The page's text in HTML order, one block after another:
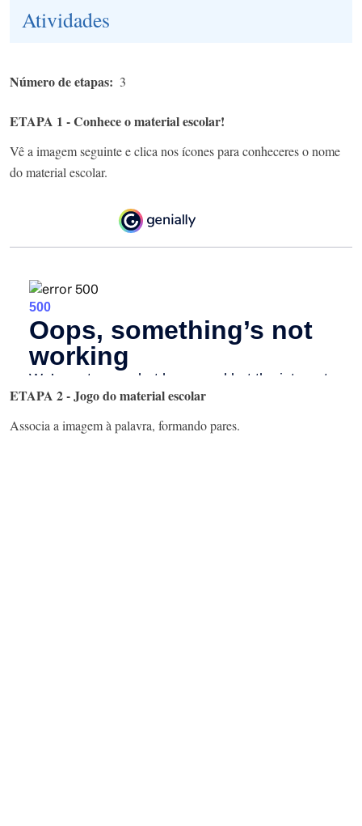
Atividades
Número de etapas 3
ETAPA 1 - Conhece o material escolar!
Vê a imagem seguinte e clica nos ícones para conheceres o nome
do material escolar.
ETAPA 2 - Jogo do material escolar
Associa a imagem à palavra, formando pares.